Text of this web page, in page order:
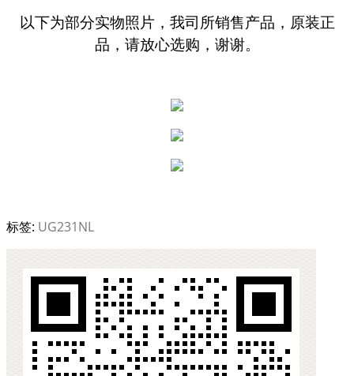
以下为部分实物照片，我司所销售产品，原装正
品，请放心选购，谢谢。
标签: UG231NL